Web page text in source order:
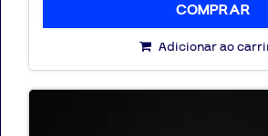
COMPRAR
Adicionar ao